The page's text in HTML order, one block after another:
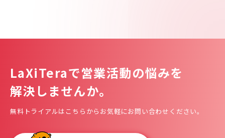
LaXiTeraで営業活動の悩みを
解決しませんか。
無料トライアルはこちらからお気軽にお問い合わせください。